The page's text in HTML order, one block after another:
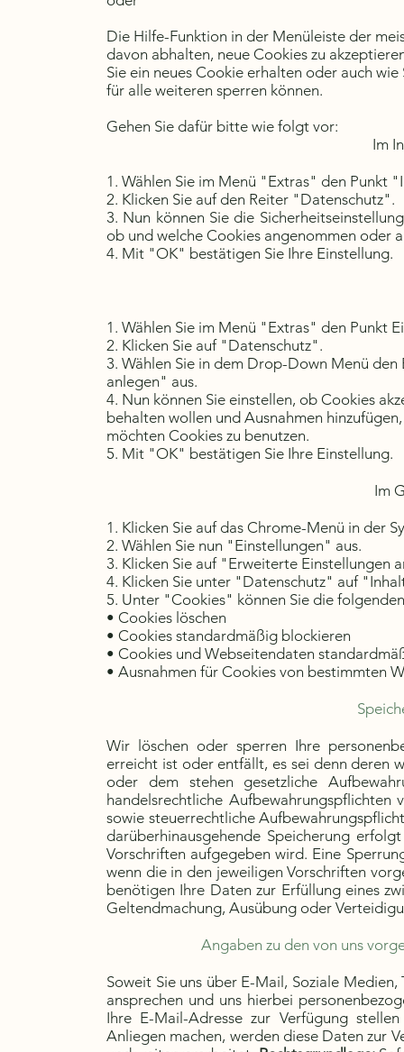
Die Hilfe-Funktion in der Menüleiste der
davon abhalten, neue Cookies zu
Sie ein neues Cookie erhalten oder auch
für alle weiteren sperren können.
Gehen Sie dafür bitte wie folgt vor:
Im
1. Wählen Sie im Menü "Extras" den Punkt
2. Klicken Sie auf den Reiter "Datenschutz".
3. Nun können Sie die
ob und welche Cookies angenommen oder
4. Mit "OK" bestätigen Sie Ihre Einstellung.
1. Wählen Sie im Menü "Extras" den Punkt
2. Klicken Sie auf "Datenschutz".
3. Wählen Sie in dem Drop-Down Menü
anlegen" aus.
4. Nun können Sie einstellen, ob Cookies
behalten wollen und Ausnahmen
möchten Cookies zu benutzen.
5. Mit "OK" bestätigen Sie Ihre Einstellung.
Im
1. Klicken Sie auf das Chrome-Menü in der
2. Wählen Sie nun "Einstellungen" aus.
3. Klicken Sie auf "Erweiterte Einstellungen
4. Klicken Sie unter "Datenschutz" auf
5. Unter "Cookies" können Sie die
• Cookies löschen
• Cookies standardmäßig blockieren
• Cookies und Webseitendaten
• Ausnahmen für Cookies von bestimmten
Wir löschen oder sperren Ihre
erreicht ist oder entfällt, es sei denn deren
oder dem stehen gesetzliche
handelsrechtliche
sowie steuerrechtliche
darüberhinausgehende Speicherung
Vorschriften aufgegeben wird. Eine
wenn die in den jeweiligen Vorschriften
benötigen Ihre Daten zur Erfüllung eines
Geltendmachung, Ausübung oder
Angaben zu den von uns
Soweit Sie uns über E-Mail, Soziale
ansprechen und uns hierbei
Ihre E-Mail-Adresse zur Verfügung
Anliegen machen, werden diese Daten zur